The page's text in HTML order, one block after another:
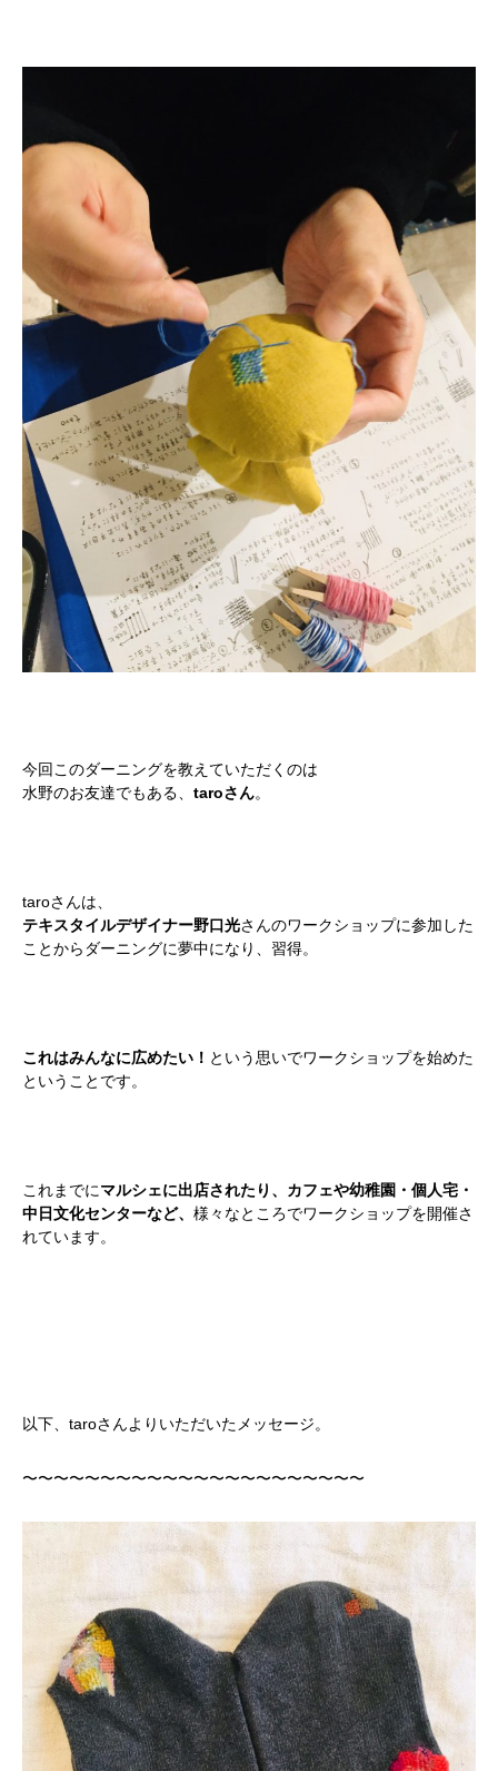
今回このダーニングを教えていただくのは
水野のお友達でもある、 taroさん。
taroさんは、
テキスタイルデザイナー野口光さんのワークショップに参加した
ことからダーニングに夢中になり、習得。
これはみんなに広めたい！ という思いでワークショップを始めた
ということです。
これまでにマルシェに出店されたり、カフェや幼稚園・個人宅・
中日文化センターなど、 様々なところでワークショップを開催さ
れています。
以下、taroさんよりいただいたメッセージ。
〜〜〜〜〜〜〜〜〜〜〜〜〜〜〜〜〜〜〜〜〜〜